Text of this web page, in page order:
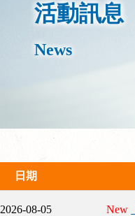
活動訊息
News
日期
2026-08-05 New